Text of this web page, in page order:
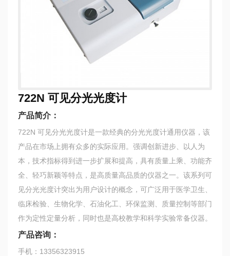
722N 可见分光光度计
产品简介：
722N 可见分光光度计是一款经典的分光光度计通用仪器，该
产品在市场上拥有众多的实际应用。强调创新进步、以人为
本，技术指标得到进一步扩展和提高，具有质量上乘、功能齐
全、轻巧新颖等特点，是高质量高品质的仪器之一。该系列可
见分光光度计突出为用户设计的概念，可广泛用于医学卫生、
临床检验、生物化学、石油化工、环保监测、质量控制等部门
作为定性定量分析，同时也是高校教学和科学实验常备仪器。
产品咨询：
手机：13356323915